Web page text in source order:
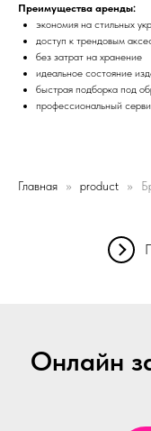
Преимущества аренды:
экономия на стильных
доступ к трендовым
без затрат на хранение
идеальное состояние
быстрая подборка под
профессиональный
Главная product
Онлайн